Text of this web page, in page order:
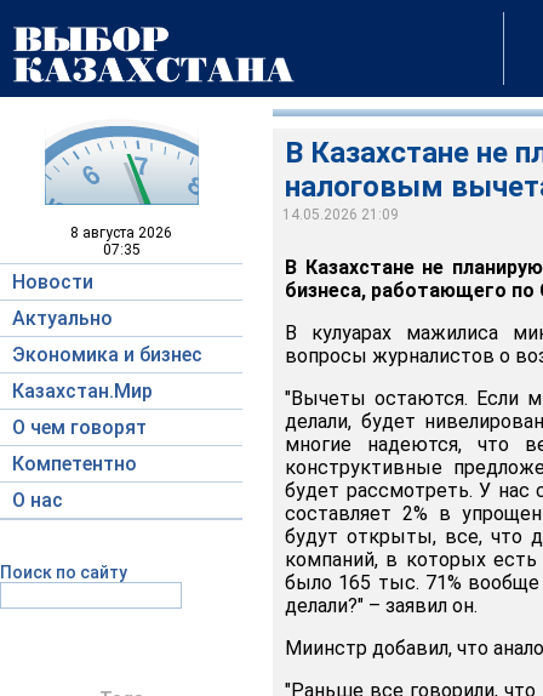
8 августа 2026
07:35
Новости
Актуально
Экономика и бизнес
Казахстан.Мир
О чем говорят
Компетентно
О нас
Поиск по сайту
В Казахстане не
налоговым
14.05.2026 21:09
В Казахстане не
бизнеса, работающего по
В кулуарах мажилиса
вопросы журналистов о
"Вычеты остаются. Если
делали, будет
многие надеются, что
конструктивные
будет рассмотреть. У нас
составляет 2% в
будут открыты, все, что
компаний, в которых
было 165 тыс. 71% вообще
делали?" – заявил он.
Миинстр добавил, что
"Раньше все говорили,